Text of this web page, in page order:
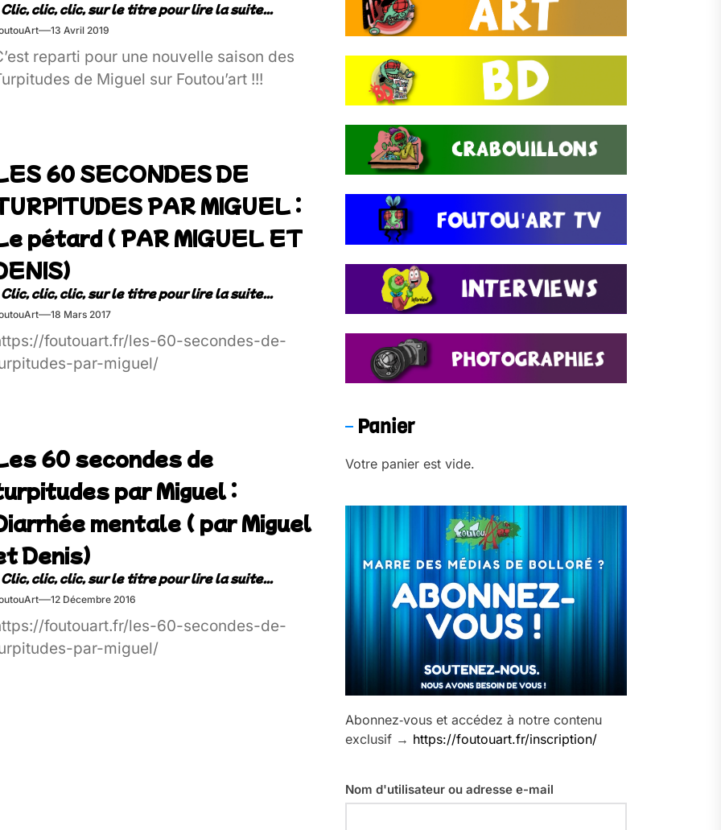
13 Avril 2019
reparti pour une nouvelle saison des
de Miguel sur Foutou’art !!!
60 SECONDES DE
PAR MIGUEL :
pétard ( PAR MIGUEL ET
18 Mars 2017
foutouart.fr/les-60-secondes-de-
par-miguel/
60 secondes de
par Miguel :
mentale ( par Miguel
Denis)
12 Décembre 2016
foutouart.fr/les-60-secondes-de-
par-miguel/
Panier
Votre panier est vide.
Abonnez‑vous et accédez à notre contenu
exclusif → https://foutouart.fr/inscription/
Nom d'utilisateur ou adresse e-mail